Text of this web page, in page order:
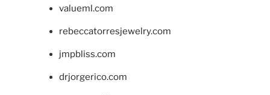
valueml.com
rebeccatorresjewelry.com
jmpbliss.com
drjorgerico.com